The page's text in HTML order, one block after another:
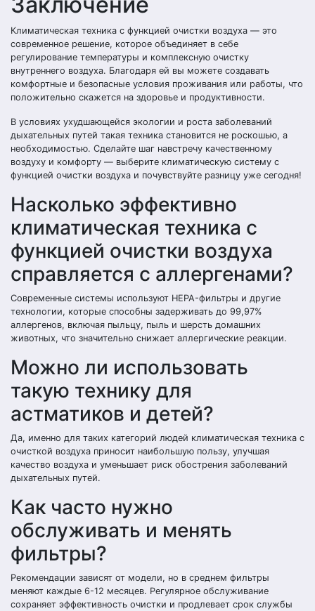
Климатическая техника с функцией очистки воздуха — это
современное решение, которое объединяет в себе
регулирование температуры и комплексную очистку
внутреннего воздуха. Благодаря ей вы можете создавать
комфортные и безопасные условия проживания или работы, что
положительно скажется на здоровье и продуктивности.
В условиях ухудшающейся экологии и роста заболеваний
дыхательных путей такая техника становится не роскошью, а
необходимостью. Сделайте шаг навстречу качественному
воздуху и комфорту — выберите климатическую систему с
функцией очистки воздуха и почувствуйте разницу уже сегодня!
Насколько эффективно
климатическая техника с
функцией очистки воздуха
справляется с аллергенами?
Современные системы используют HEPA-фильтры и другие
технологии, которые способны задерживать до 99,97%
аллергенов, включая пыльцу, пыль и шерсть домашних
животных, что значительно снижает аллергические реакции.
Можно ли использовать
такую технику для
астматиков и детей?
Да, именно для таких категорий людей климатическая техника с
очисткой воздуха приносит наибольшую пользу, улучшая
качество воздуха и уменьшает риск обострения заболеваний
дыхательных путей.
Как часто нужно
обслуживать и менять
фильтры?
Рекомендации зависят от модели, но в среднем фильтры
меняют каждые 6-12 месяцев. Регулярное обслуживание
сохраняет эффективность очистки и продлевает срок службы